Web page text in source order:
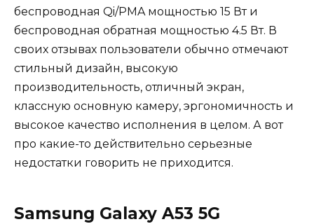
беспроводная Qi/PMA мощностью 15 Вт и
беспроводная обратная мощностью 4.5 Вт. В
своих отзывах пользователи обычно отмечают
стильный дизайн, высокую
производительность, отличный экран,
классную основную камеру, эргономичность и
высокое качество исполнения в целом. А вот
про какие-то действительно серьезные
недостатки говорить не приходится.
Samsung Galaxy A53 5G